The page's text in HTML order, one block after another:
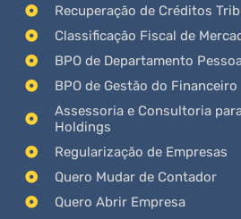
Recuperação de Créditos
Classificação Fiscal de
BPO de Departamento
BPO de Gestão do Financeiro
Assessoria e Consultoria
Holdings
Regularização de Empresas
Quero Mudar de Contador
Quero Abrir Empresa